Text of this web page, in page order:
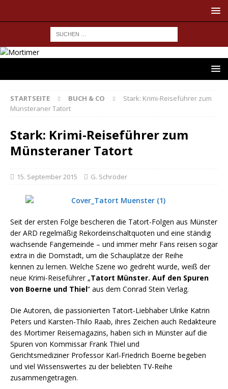
STARTSEITE BUCH & CO
Stark: Krimi-Reiseführer zum
Münsteraner Tatort
Stark: Krimi-Reiseführer zum
Münsteraner Tatort
15. September 2015 G. Schröder
Seit der ersten Folge bescheren die Tatort-Folgen aus Münster
der ARD regelmäßig Rekordeinschaltquoten und eine ständig
wachsende Fangemeinde – und immer mehr Fans reisen sogar
extra in die Domstadt, um die Schauplätze der Reihe
kennen zu lernen. Welche Szene wo gedreht wurde, weiß der
neue Krimi-Reiseführer „Tatort Münster. Auf den Spuren
von Boerne und Thiel“ aus dem Conrad Stein Verlag.
Die Autoren, die passionierten Tatort-Liebhaber Ulrike Katrin
Peters und Karsten-Thilo Raab, ihres Zeichen auch Redakteure
des Mortimer Reisemagazins, haben sich in Münster auf die
Spuren von Kommissar Frank Thiel und
Gerichtsmediziner Professor Karl-Friedrich Boerne begeben
und viel Wissenswertes zu der beliebten TV-Reihe
zusammengetragen.